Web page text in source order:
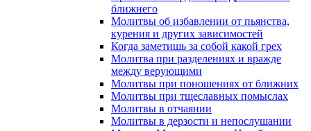
ближнего
Молитвы об избавлении от пьянства,
курения и других зависимостей
Когда заметишь за собой какой грех
Молитва при разделениях и вражде
между верующими
Молитвы при поношениях от ближних
Молитвы при тщеславных помыслах
Молитвы в отчаянии
Молитвы в дерзости и непослушании